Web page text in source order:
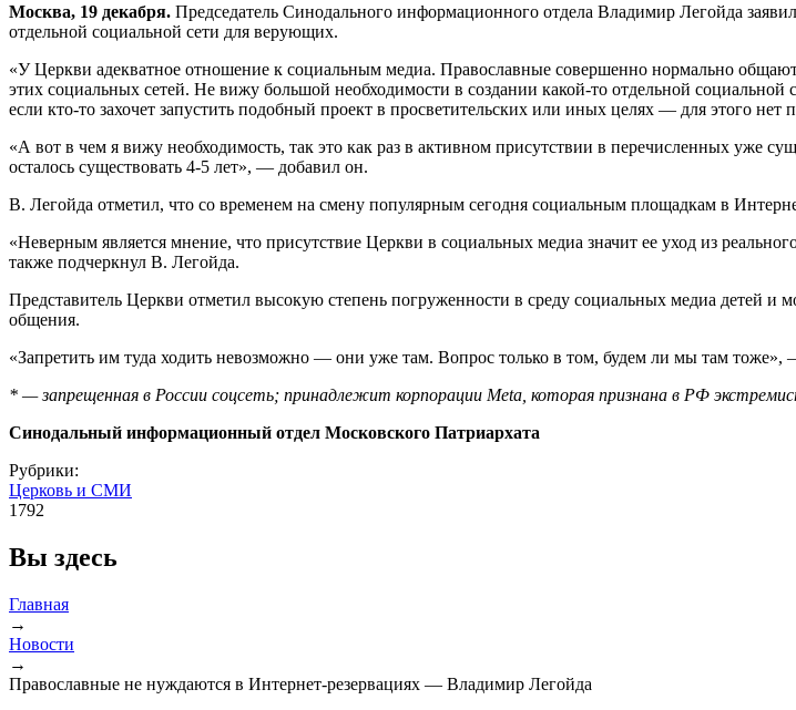
Москва, 19 декабря. Председатель Синодального информационного отдела Владимир Легойда
отдельной социальной сети для верующих.
«У Церкви адекватное отношение к социальным медиа. Православные совершенно нормально
этих социальных сетей. Не вижу большой необходимости в создании какой-то отдельной
если кто-то захочет запустить подобный проект в просветительских или иных целях — для этого нет
«А вот в чем я вижу необходимость, так это как раз в активном присутствии в перечисленных уже
осталось существовать 4-5 лет», — добавил он.
В. Легойда отметил, что со временем на смену популярным сегодня социальным площадкам в
«Неверным является мнение, что присутствие Церкви в социальных медиа значит ее уход из
также подчеркнул В. Легойда.
Представитель Церкви отметил высокую степень погруженности в среду социальных медиа детей и
общения.
«Запретить им туда ходить невозможно — они уже там. Вопрос только в том, будем ли мы там
* — запрещенная в России соцсеть; принадлежит корпорации Meta, которая признана в РФ
Синодальный информационный отдел Московского Патриархата
Рубрики:
Церковь и СМИ
1792
Вы здесь
Главная
→
Новости
→
Православные не нуждаются в Интернет-резервациях — Владимир Легойда